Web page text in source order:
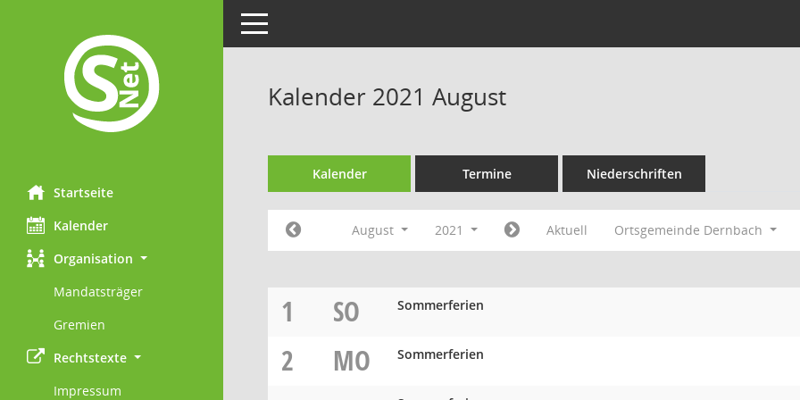
Startseite
Kalender
Organisation
Mandatsträger
Gremien
Rechtstexte
Impressum
Toggle navigation
Kalender 2021 August
Kalender Termine Niederschriften
August 2021 Aktuell Ortsgemeinde Dernbach
1 SO Sommerferien
2 MO Sommerferien